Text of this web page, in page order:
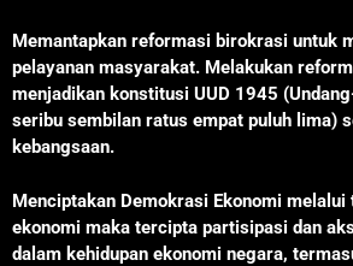
Memantapkan reformasi birokrasi untuk
pelayanan masyarakat. Melakukan
menjadikan konstitusi UUD 1945
seribu sembilan ratus empat puluh lima)
kebangsaan.
Menciptakan Demokrasi Ekonomi melalui
ekonomi maka tercipta partisipasi dan
dalam kehidupan ekonomi negara,